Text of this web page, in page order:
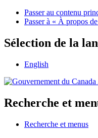
Passer au contenu
Passer à « À propos
Sélection de la
English
Recherche et
Recherche et menus